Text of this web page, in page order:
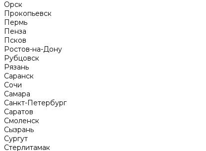
Орск
Прокопьевск
Пермь
Пенза
Псков
Ростов-на-Дону
Рубцовск
Рязань
Саранск
Сочи
Самара
Санкт-Петербург
Саратов
Смоленск
Сызрань
Сургут
Стерлитамак